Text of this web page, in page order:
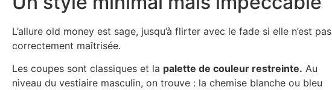
L’allure old money est sage, jusqu’à flirter avec le fade si elle n’est pas
correctement maîtrisée.
Les coupes sont classiques et la palette de couleur restreinte. Au
niveau du vestiaire masculin, on trouve : la chemise blanche ou bleu